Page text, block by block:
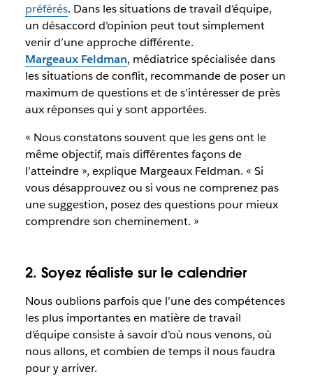
préférés. Dans les situations de travail d’équipe,
un désaccord d’opinion peut tout simplement
venir d’une approche différente.
Margeaux Feldman, médiatrice spécialisée dans
les situations de conflit, recommande de poser un
maximum de questions et de s’intéresser de près
aux réponses qui y sont apportées.
« Nous constatons souvent que les gens ont le
même objectif, mais différentes façons de
l’atteindre », explique Margeaux Feldman. « Si
vous désapprouvez ou si vous ne comprenez pas
une suggestion, posez des questions pour mieux
comprendre son cheminement. »
2. Soyez réaliste sur le calendrier
Nous oublions parfois que l’une des compétences
les plus importantes en matière de travail
d’équipe consiste à savoir d’où nous venons, où
nous allons, et combien de temps il nous faudra
pour y arriver.